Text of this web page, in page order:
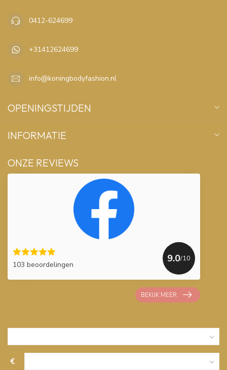
0412-624699
+31412624699
info@koningbodyfashion.nl
OPENINGSTIJDEN
INFORMATIE
ONZE REVIEWS
103 beoordelingen
9.0/10
BEKIJK MEER
€